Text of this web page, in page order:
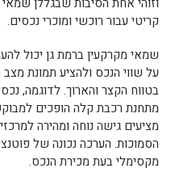
קריטי עבור רוכשי ומוכרי נכסים.
שמאי מקרקעין ברמת גן יכול
על שווי הנכס ולהציע תמונת
בטווח הקצר והארוך. לדוגמה,
מתחנת רכבת קלה הופכים
מציעים גישה נוחה ומהירה
הסמוכות. הערכה נכונה של
מקסימלי בעת מכירת הנכס.